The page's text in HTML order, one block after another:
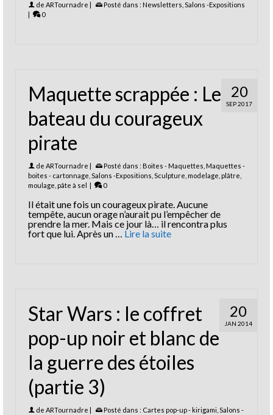
de ARTournadre | Posté dans : Newsletters Salons -Expositions
|
0
20
SEP 2017
Maquette scrappée : Le
bateau du courageux
pirate
de ARTournadre | Posté dans : Boites - Maquettes Maquettes -
boites - cartonnage Salons -Expositions Sculpture, modelage, plâtre,
moulage, pâte à sel | 0
Il était une fois un courageux pirate. Aucune
tempête, aucun orage n’aurait pu l’empêcher de
prendre la mer. Mais ce jour là… il rencontra plus
fort que lui. Après un … Lire la suite
20
JAN 2014
Star Wars : le coffret
pop-up noir et blanc de
la guerre des étoiles
(partie 3)
de ARTournadre | Posté dans : Cartes pop-up - kirigami Salons -